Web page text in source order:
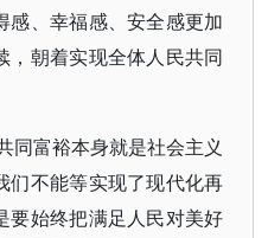
感、幸福感、安全感更加
，朝着实现全体人民共同
同富裕本身就是社会主义
们不能等实现了现代化再
要始终把满足人民对美好